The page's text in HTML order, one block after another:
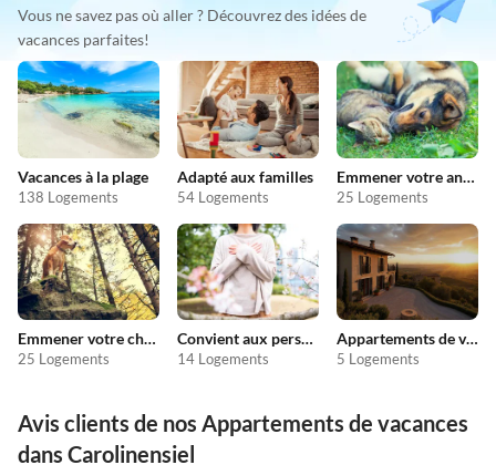
Vous ne savez pas où aller ? Découvrez des idées de
vacances parfaites!
Vacances à la plage
138 Logements
Adapté aux familles
54 Logements
Emmener votre animal en vacances
25 Logements
Emmener votre chien en vacances
25 Logements
Convient aux personnes allergiques
14 Logements
Appartements de vacances pas chers
5 Logements
Avis clients de nos Appartements de vacances
dans Carolinensiel